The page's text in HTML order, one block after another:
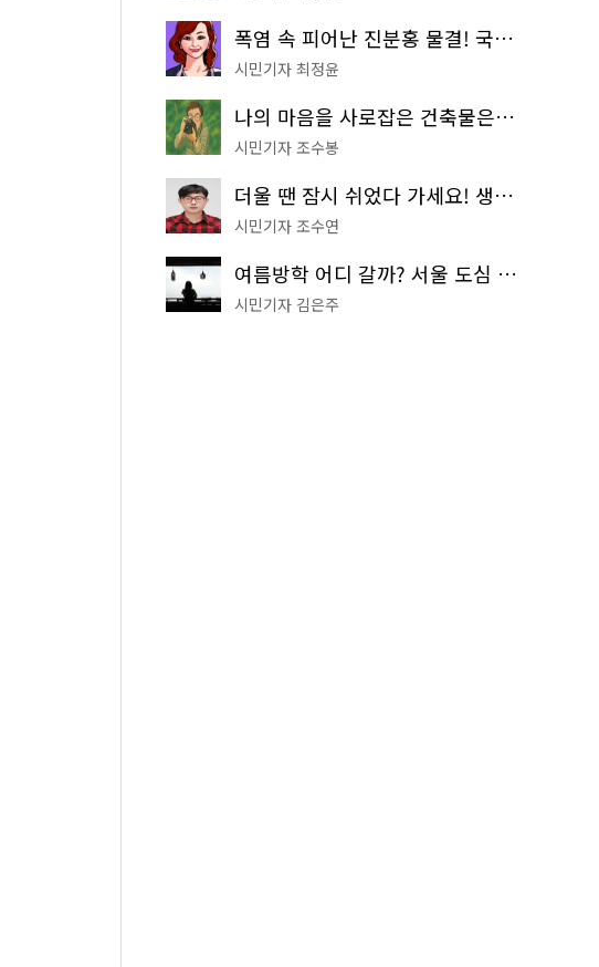
폭염 속 피어난 진분홍 물결! 국립중앙박물관 배롱나무 명소
시민기자 최정윤
나의 마음을 사로잡은 건축물은? '서울시 건축상' 수상작 공개!
시민기자 조수봉
더울 땐 잠시 쉬었다 가세요! 생수 냉장고부터 해피소·무더위쉼터까지
시민기자 조수연
여름방학 어디 갈까? 서울 도심 무료 실내 여행 코스 추천
시민기자 김은주